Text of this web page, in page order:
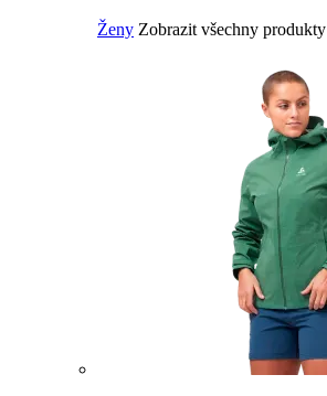
Ženy Zobrazit všechny produkty